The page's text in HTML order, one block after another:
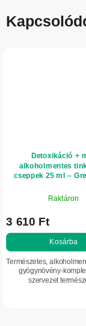
Detoxikáció +
alkoholmentes
cseppek 25 ml –
Raktáron
3 610 Ft
Kosárba
Természetes,
gyógynövény-
szervezet